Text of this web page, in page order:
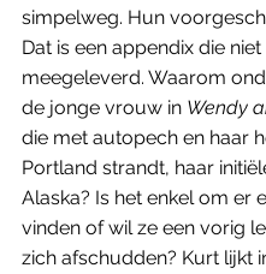
simpelweg. Hun
Dat is een appendix die niet
meegeleverd. Waarom
de jonge vrouw in Wendy
die met autopech en haar
Portland strandt, haar
Alaska? Is het enkel om er
vinden of wil ze een vorig
zich afschudden? Kurt lijkt